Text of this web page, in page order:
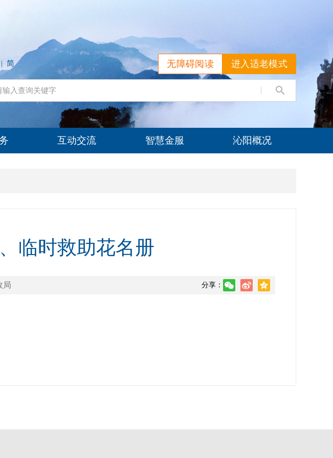
进入适老模式
无障碍阅读
| 简
互动交流 智慧金服 沁阳概况
临时救助花名册
局 分享：